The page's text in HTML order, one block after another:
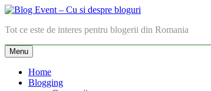
Skip
content
Blog Event – Cu si despre bloguri
Tot ce este de interes pentru blogerii din Romania
Menu
Home
Blogging